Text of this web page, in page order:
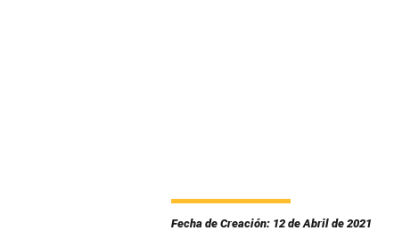
Fecha de Creación: 12 de Abril de 2021